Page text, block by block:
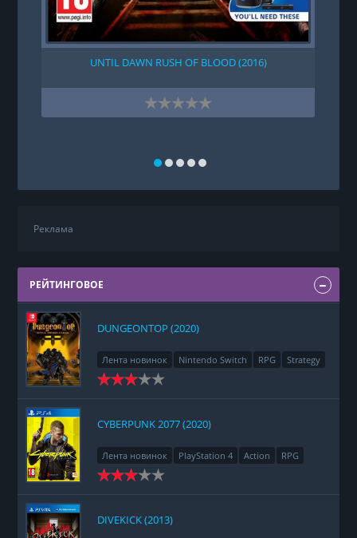
UNTIL DAWN RUSH OF BLOOD (2016)
Реклама
РЕЙТИНГОВОЕ
DUNGEONTOP (2020)
Лента новинок Nintendo Switch RPG Strategy
CYBERPUNK 2077 (2020)
Лента новинок PlayStation 4 Action
RPG
Racing
Adventure
DIVEKICK (2013)